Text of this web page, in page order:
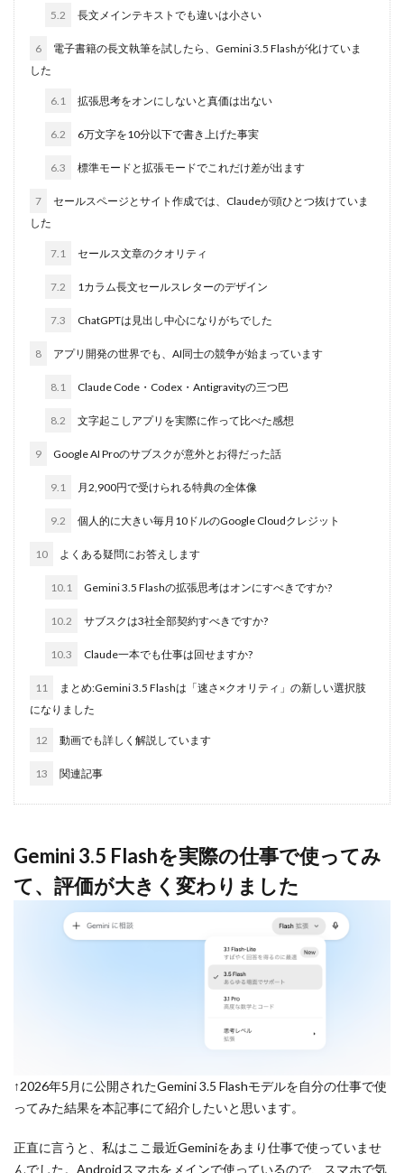
5.2 長文メインテキストでも違いは小さい
6
電子書籍の長文執筆を試したら、Gemini 3.5 Flashが化けていま
した
6.1 拡張思考をオンにしないと真価は出ない
6.2 6万文字を10分以下で書き上げた事実
6.3 標準モードと拡張モードでこれだけ差が出ます
7
セールスページとサイト作成では、Claudeが頭ひとつ抜けていま
した
7.1 セールス文章のクオリティ
7.2 1カラム長文セールスレターのデザイン
7.3 ChatGPTは見出し中心になりがちでした
8 アプリ開発の世界でも、AI同士の競争が始まっています
8.1 Claude Code・Codex・Antigravityの三つ巴
8.2 文字起こしアプリを実際に作って比べた感想
9 Google AI Proのサブスクが意外とお得だった話
9.1 月2,900円で受けられる特典の全体像
9.2 個人的に大きい毎月10ドルのGoogle Cloudクレジット
10 よくある疑問にお答えします
10.1 Gemini 3.5 Flashの拡張思考はオンにすべきですか?
10.2 サブスクは3社全部契約すべきですか?
10.3 Claude一本でも仕事は回せますか?
11
まとめ:Gemini 3.5 Flashは「速さ×クオリティ」の新しい選択肢
になりました
12 動画でも詳しく解説しています
13 関連記事
Gemini 3.5 Flashを実際の仕事で使ってみ
て、評価が大きく変わりました
↑2026年5月に公開されたGemini 3.5 Flashモデルを自分の仕事で使
ってみた結果を本記事にて紹介したいと思います。
正直に言うと、私はここ最近Geminiをあまり仕事で使っていませ
んでした。Androidスマホをメインで使っているので、スマホで気